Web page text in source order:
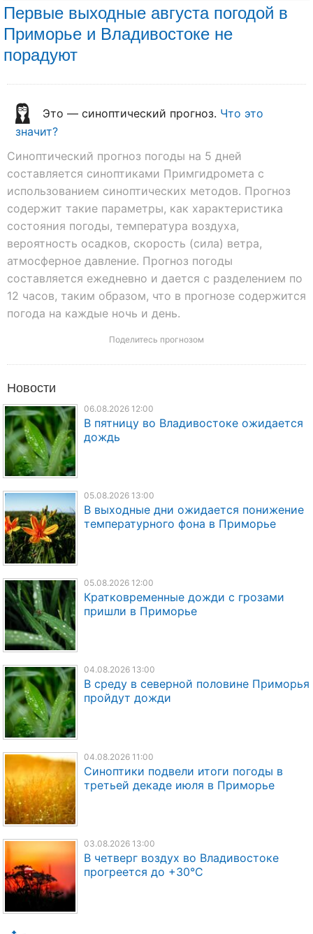
Первые выходные августа погодой в
Приморье и Владивостоке не
порадуют
Это — синоптический прогноз. Что это
значит?
Синоптический прогноз погоды на 5 дней
составляется синоптиками Примгидромета с
использованием синоптических методов. Прогноз
содержит такие параметры, как характеристика
состояния погоды, температура воздуха,
вероятность осадков, скорость (сила) ветра,
атмосферное давление. Прогноз погоды
составляется ежедневно и дается с разделением по
12 часов, таким образом, что в прогнозе содержится
погода на каждые ночь и день.
Поделитесь прогнозом
Новости
06.08.2026 12:00
В пятницу во Владивостоке ожидается
дождь
05.08.2026 13:00
В выходные дни ожидается понижение
температурного фона в Приморье
05.08.2026 12:00
Кратковременные дожди с грозами
пришли в Приморье
04.08.2026 13:00
В среду в северной половине Приморья
пройдут дожди
04.08.2026 11:00
Синоптики подвели итоги погоды в
третьей декаде июля в Приморье
03.08.2026 13:00
В четверг воздух во Владивостоке
прогреется до +30°C